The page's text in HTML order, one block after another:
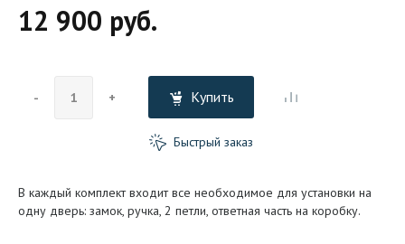
12 900 руб.
- + Купить
Быстрый заказ
В каждый комплект входит все необходимое для установки на
одну дверь: замок, ручка, 2 петли, ответная часть на коробку.